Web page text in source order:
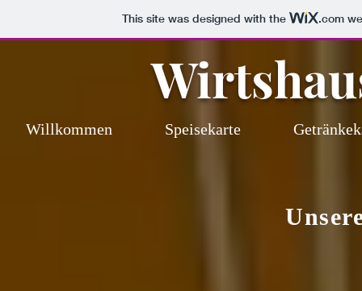
This site was designed with the .com
Willkommen Speisekarte